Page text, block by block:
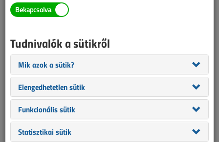
Válságon túl - Merre tart a villamossági piac?
2011. június 1. | 3741
2011. júniusi lapszám
A fizetési vagy inkább nemfizetési morálról
2007. október 1. |
Tudnivalók a sütikről
Mik azok a sütik?
Elengedhetetlen sütik
Funkcionális sütik
Statisztikai sütik